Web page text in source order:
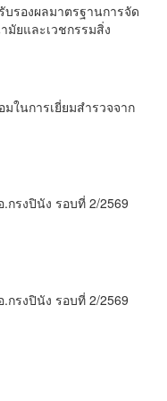
บรองผลมาตรฐานการจัด
มัยและเวชกรรมสิ่ง
มในการเยี่ยมสำรวจจาก
กรงปินัง รอบที่ 2/2569
กรงปินัง รอบที่ 2/2569